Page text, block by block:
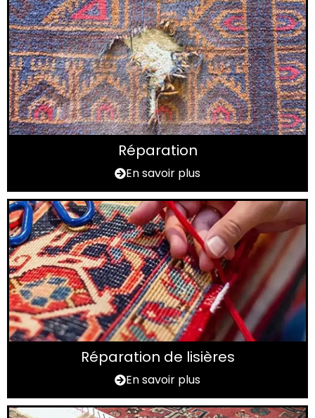
Réparation
En savoir plus
Réparation de lisières
En savoir plus